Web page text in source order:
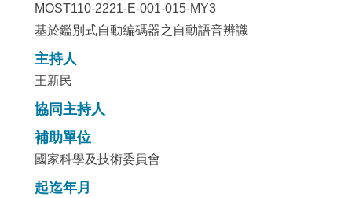
MOST110-2221-E-001-015-MY3
基於鑑別式自動編碼器之自動語音辨識
主持人
王新民
協同主持人
補助單位
國家科學及技術委員會
起迄年月